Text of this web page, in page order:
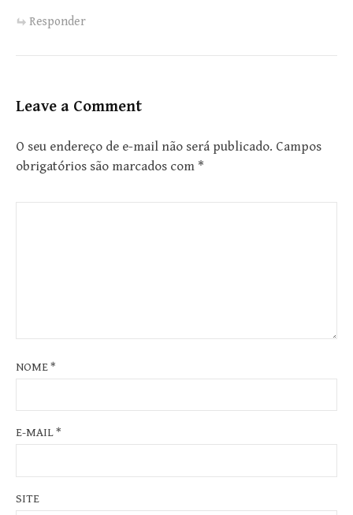
Responder
Leave a Comment
O seu endereço de e-mail não será publicado. Campos
obrigatórios são marcados com *
NOME*
E-MAIL*
SITE